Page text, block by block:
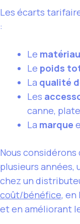
Les écarts
:
Le matériau
Le poids
La qualité
Les
canne,
La marque
Nous considérons
plusieurs années,
chez un
coût/bénéfice,
et en améliorant